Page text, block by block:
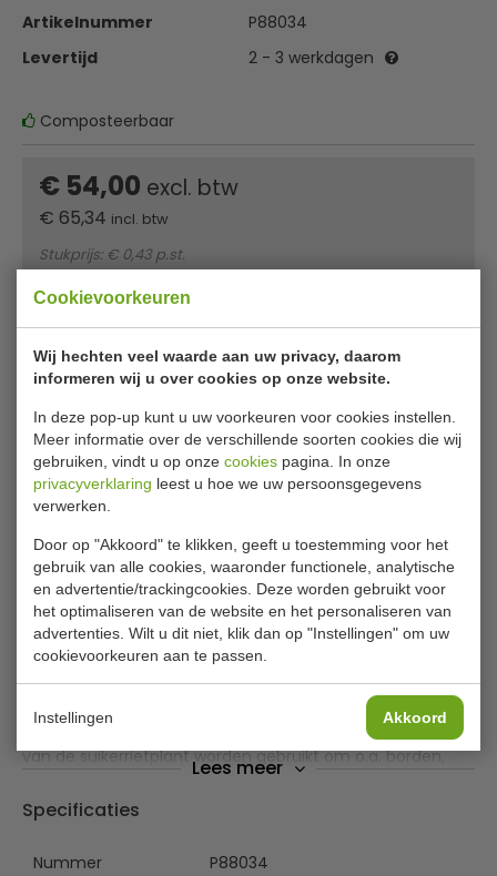
Cookievoorkeuren
Wij hechten veel waarde aan uw privacy, daarom
informeren wij u over cookies op onze website.
In deze pop-up kunt u uw voorkeuren voor cookies instellen.
Meer informatie over de verschillende soorten cookies die wij
gebruiken, vindt u op onze cookies pagina. In onze
privacyverklaring leest u hoe we uw persoonsgegevens
verwerken.
Door op "Akkoord" te klikken, geeft u toestemming voor het
gebruik van alle cookies, waaronder functionele, analytische
en advertentie/trackingcookies. Deze worden gebruikt voor
het optimaliseren van de website en het personaliseren van
advertenties. Wilt u dit niet, klik dan op "Instellingen" om uw
cookievoorkeuren aan te passen.
Instellingen Akkoord
Artikelnummer
P88034
Levertijd
2 - 3 werkdagen
Composteerbaar
€ 54,00 excl. btw
€ 65,34 incl. btw
Stukprijs: € 0,43 p.st.
In winkelwagentje
Ofbetaal21,78in 3 termijnenmet Klarna
✔ Gratis verzending* ✔ 24 uur levering ✔ Laagste
prijsgarantie
125 stuks menuboxen met klapdeksel
van suikerriet
1-vaks menuboxen met klapdeksel zijn smaakneutraal,
olie-, vet- en vochtbestendig. Afmeting: 20,3 x 23,2 x 7,6
cm. De menuklapverpakkingen van suikerriet zijn oven-
en magnetronbestendig tot 110 graden (bij zeer vettige
etenswaren maximaal 70 graden) en geschikt voor
gebruik in de vriezer tot -25 graden.
Suikerriet is een hernieuwbare grondstof. De overblijfselen
van de suikerrietplant worden gebruikt om o.a. borden,
bakken en kommen te produceren.
Suikerriet is composteerbaar volgens EN13432.
Lees meer
Specificaties
Nummer
P88034